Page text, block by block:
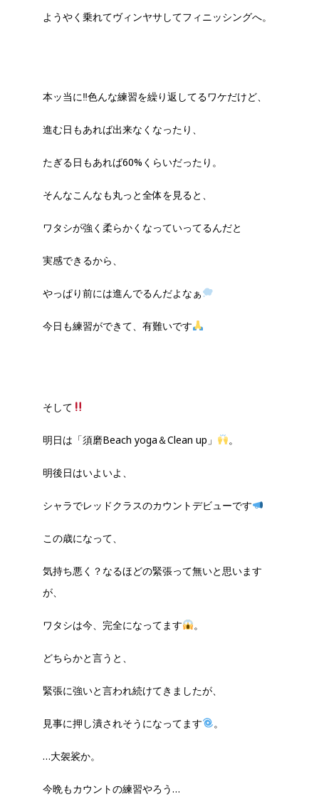
ようやく乗れてヴィンヤサしてフィニッシングへ。
本ッ当に‼︎色んな練習を繰り返してるワケだけど、
進む日もあれば出来なくなったり、
たぎる日もあれば60%くらいだったり。
そんなこんなも丸っと全体を見ると、
ワタシが強く柔らかくなっていってるんだと
実感できるから、
やっぱり前には進んでるんだよなぁ
今日も練習ができて、有難いです
そして
明日は「須磨Beach yoga＆Clean up」 。
明後日はいよいよ、
シャラでレッドクラスのカウントデビューです
この歳になって、
気持ち悪く？なるほどの緊張って無いと思います
が、
ワタシは今、完全になってます 。
どちらかと言うと、
緊張に強いと言われ続けてきましたが、
見事に押し潰されそうになってます 。
…大袈裟か。
今晩もカウントの練習やろう…